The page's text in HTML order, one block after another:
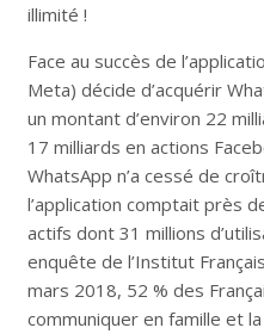
illimité !
Face au succès de
Meta) décide d’acquérir
un montant d’environ 22
17 milliards en actions
WhatsApp n’a cessé de
l’application comptait près
actifs dont 31 millions
enquête de l’Institut
mars 2018, 52 % des
communiquer en famille et